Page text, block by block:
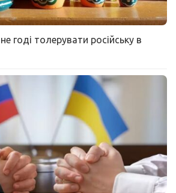
годі толерувати російську в